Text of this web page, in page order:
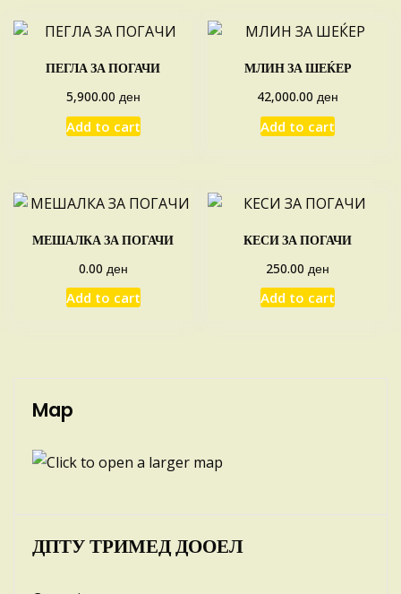
ПЕГЛА ЗА ПОГАЧИ
5,900.00 ден
Add to cart
МЛИН ЗА ШЕЌЕР
42,000.00ден
Add to cart
МЕШАЛКА ЗА ПОГАЧИ
0.00 ден
Add to cart
КЕСИ ЗА ПОГАЧИ
250.00 ден
Add to cart
Map
ДПТУ ТРИМЕД ДООЕЛ